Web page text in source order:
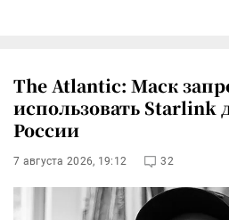
The Atlantic: Маск
использовать Starlink
России
7 августа 2026, 19:12 32